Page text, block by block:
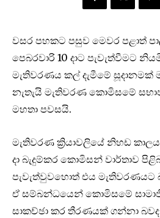
වසර පහකට පසුව මෙවර පළාත්
පෙබරවාරි 10 දාට පැවැත්වීමට
මැතිවරණය කල් දැමීමේ
නැතැයි මැතිවරණ කොමිසමේ
මහතා පවසයි.
මැතිවරණ ක්‍රියාවලියේ නිහඩ
දා බැදුම්කර කොමිසන් වාර්තාව
පැවැත්වුවහොත් එය මැතිවරණයට
ඒ සම්බන්ධයෙන් කොමිසමේ
සාකච්ඡා කර තීරණයක් ගන්නා බවද